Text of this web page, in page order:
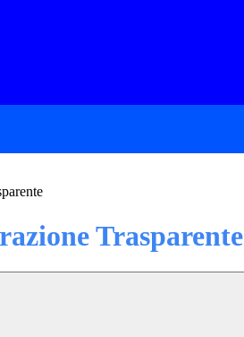
Trasparente